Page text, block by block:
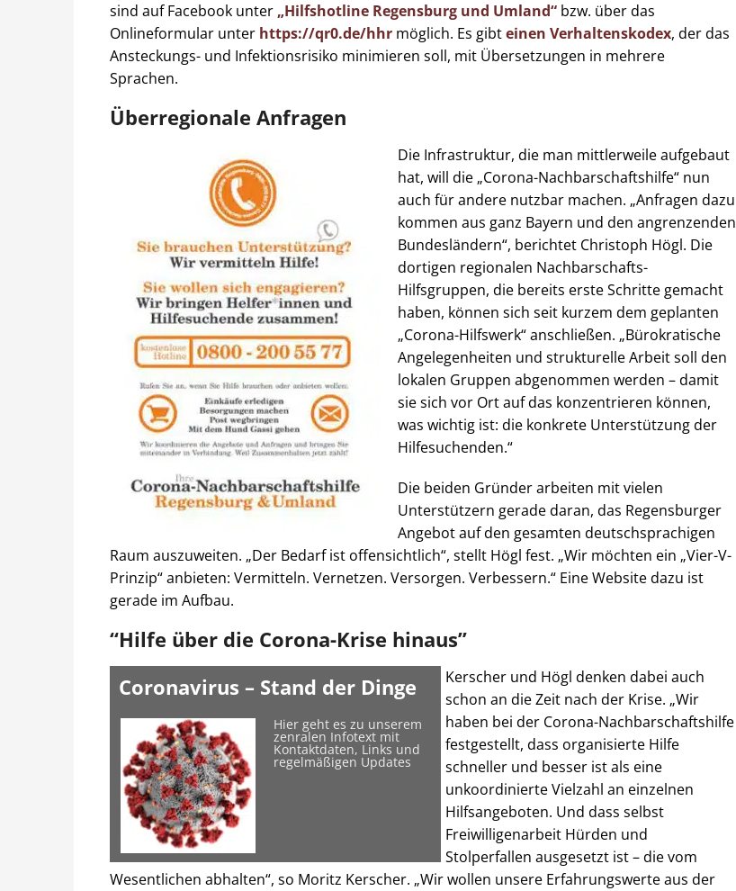
sind auf Facebook unter „Hilfshotline Regensburg und Umland“ bzw. über das
Onlineformular unter https://qr0.de/hhr möglich. Es gibteinen Verhaltenskodex, der das
Ansteckungs- und Infektionsrisiko minimieren soll, mit Übersetzungen in mehrere
Sprachen.
Überregionale Anfragen
Die Infrastruktur, die man mittlerweile aufgebaut
hat, will die „Corona-Nachbarschaftshilfe“ nun
auch für andere nutzbar machen. „Anfragen dazu
kommen aus ganz Bayern und den angrenzenden
Bundesländern“, berichtet Christoph Högl. Die
dortigen regionalen Nachbarschafts-
Hilfsgruppen, die bereits erste Schritte gemacht
haben, können sich seit kurzem dem geplanten
„Corona-Hilfswerk“ anschließen. „Bürokratische
Angelegenheiten und strukturelle Arbeit soll den
lokalen Gruppen abgenommen werden – damit
sie sich vor Ort auf das konzentrieren können,
was wichtig ist: die konkrete Unterstützung der
Hilfesuchenden.“
Die beiden Gründer arbeiten mit vielen
Unterstützern gerade daran, das Regensburger
Angebot auf den gesamten deutschsprachigen
Raum auszuweiten. „Der Bedarf ist offensichtlich“, stellt Högl fest. „Wir möchten ein „Vier-V-
Prinzip“ anbieten: Vermitteln. Vernetzen. Versorgen. Verbessern.“ Eine Website dazu ist
gerade im Aufbau.
“Hilfe über die Corona-Krise hinaus”
Coronavirus – Stand der Dinge
Hier geht es zu unserem
zenralen Infotext mit
Kontaktdaten, Links und
regelmäßigen Updates
Kerscher und Högl denken dabei auch
schon an die Zeit nach der Krise. „Wir
haben bei der Corona-Nachbarschaftshilfe
festgestellt, dass organisierte Hilfe
schneller und besser ist als eine
unkoordinierte Vielzahl an einzelnen
Hilfsangeboten. Und dass selbst
Freiwilligenarbeit Hürden und
Stolperfallen ausgesetzt ist – die vom
Wesentlichen abhalten“, so Moritz Kerscher. „Wir wollen unsere Erfahrungswerte aus der